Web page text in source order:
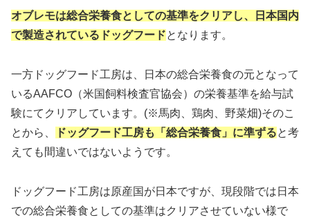
オブレモは総合栄養食としての基準をクリアし、日本国内
で製造されているドッグフードとなります。
一方ドッグフード工房は、日本の総合栄養食の元となって
いるAAFCO（米国飼料検査官協会）の栄養基準を給与試
験にてクリアしています。(※馬肉、鶏肉、野菜畑)そのこ
とから、
ドッグフード工房も 「総合栄養食」に準ずると考
えても間違いではないようです。
ドッグフード工房は原産国が日本ですが、現段階では日本
での総合栄養食としての基準はクリアさせていない様で